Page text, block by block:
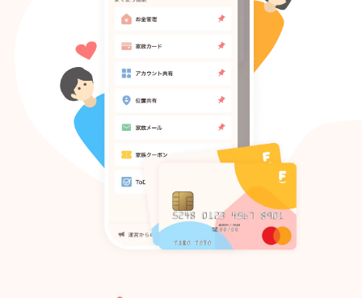
アカウント共有
家族メール
家族クーポン